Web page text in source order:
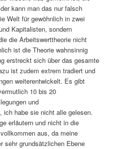
kann man das nur falsch
Welt für gewöhnlich in zwei
Kapitalisten, sondern
die Arbeitswerttheorie nicht
ist die Theorie wahnsinnig
erstreckt sich über das gesamte
ist zudem extrem tradiert und
weiterentwickelt. Es gibt
10 bis 20
und
ich habe sie nicht alle gelesen.
erläutern und nicht in die
aus, da meine
sehr grundsätzlichen Ebene